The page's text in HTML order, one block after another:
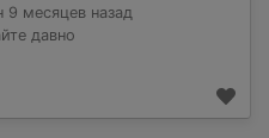
9 месяцев назад
давно